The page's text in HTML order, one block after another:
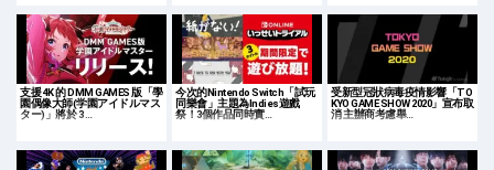
支援 4K 的 DMM GAMES 版「學
園偶像大師(学園アイドルマス
ター)」將於 3 …
今次的Nintendo Switch「試玩
同樂會」主題為Indies遊戲
祭！3個作品同時實…
受新型冠狀病毒疫情影響「TO
KYO GAME SHOW 2020」宣布取
消 主辦商考慮舉…